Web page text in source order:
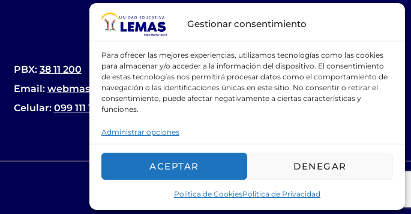
Gestionar consentimiento
Para ofrecer las mejores experiencias, utilizamos tecnologías como las cookies
para almacenar y/o acceder a la información del dispositivo. El consentimiento
de estas tecnologías nos permitirá procesar datos como el comportamiento de
navegación o las identificaciones únicas en este sitio. No consentir o retirar el
consentimiento, puede afectar negativamente a ciertas características y
funciones.
Administrar opciones
ACEPTAR DENEGAR
Politica de CookiesPolitica de Privacidad
PBX: 38 11 200
Email: webmaster@lemas.edu.ec
Celular: 099 111 1094
CONTÁCTANOS